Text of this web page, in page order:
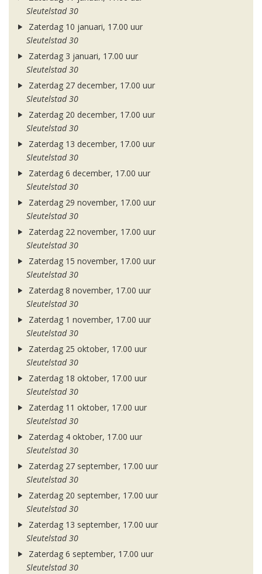
Sleutelstad 30
Zaterdag 10 januari, 17.00 uur
Sleutelstad 30
Zaterdag 3 januari, 17.00 uur
Sleutelstad 30
Zaterdag 27 december, 17.00 uur
Sleutelstad 30
Zaterdag 20 december, 17.00 uur
Sleutelstad 30
Zaterdag 13 december, 17.00 uur
Sleutelstad 30
Zaterdag 6 december, 17.00 uur
Sleutelstad 30
Zaterdag 29 november, 17.00 uur
Sleutelstad 30
Zaterdag 22 november, 17.00 uur
Sleutelstad 30
Zaterdag 15 november, 17.00 uur
Sleutelstad 30
Zaterdag 8 november, 17.00 uur
Sleutelstad 30
Zaterdag 1 november, 17.00 uur
Sleutelstad 30
Zaterdag 25 oktober, 17.00 uur
Sleutelstad 30
Zaterdag 18 oktober, 17.00 uur
Sleutelstad 30
Zaterdag 11 oktober, 17.00 uur
Sleutelstad 30
Zaterdag 4 oktober, 17.00 uur
Sleutelstad 30
Zaterdag 27 september, 17.00 uur
Sleutelstad 30
Zaterdag 20 september, 17.00 uur
Sleutelstad 30
Zaterdag 13 september, 17.00 uur
Sleutelstad 30
Zaterdag 6 september, 17.00 uur
Sleutelstad 30